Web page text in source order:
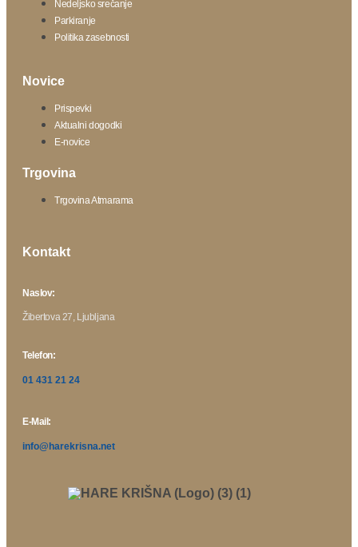
Nedeljsko srečanje
Parkiranje
Politika zasebnosti
Novice
Prispevki
Aktualni dogodki
E-novice
Trgovina
Trgovina Atmarama
Kontakt
Naslov:
Žibertova 27, Ljubljana
Telefon:
01 431 21 24
E-Mail:
info@harekrisna.net